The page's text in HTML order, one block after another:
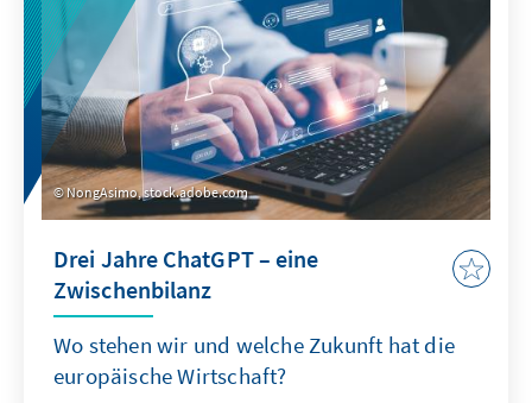
NongAsimo, stock.adobe.com
Drei Jahre ChatGPT – eine
Zwischenbilanz
Wo stehen wir und welche Zukunft hat die
europäische Wirtschaft?